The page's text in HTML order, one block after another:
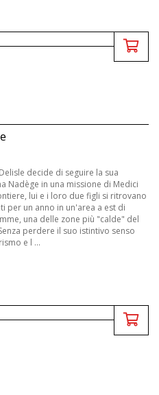
decide di seguire la sua
Nadège in una missione di Medici
lui e i loro due figli si ritrovano
per un anno in un'area a est di
una delle zone più "calde" del
perdere il suo istintivo senso
e l ...